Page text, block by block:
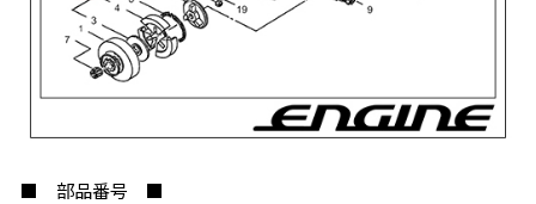
■ 部品番号 ■